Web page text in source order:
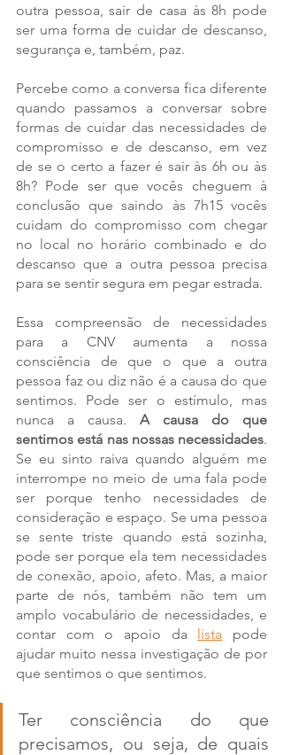
outra pessoa, sair de casa às 8h pode
ser uma forma de cuidar de descanso,
segurança e, também, paz.
Percebe como a conversa fica diferente
quando passamos a conversar sobre
formas de cuidar das necessidades de
compromisso e de descanso, em vez
de se o certo a fazer é sair às 6h ou às
8h? Pode ser que vocês cheguem à
conclusão que saindo às 7h15 vocês
cuidam do compromisso com chegar
no local no horário combinado e do
descanso que a outra pessoa precisa
para se sentir segura em pegar estrada.
Essa compreensão de necessidades
para a CNV aumenta a nossa
consciência de que o que a outra
pessoa faz ou diz não é a causa do que
sentimos. Pode ser o estímulo, mas
nunca a causa. A causa do que
sentimos está nas nossas necessidades.
Se eu sinto raiva quando alguém me
interrompe no meio de uma fala pode
ser porque tenho necessidades de
consideração e espaço. Se uma pessoa
se sente triste quando está sozinha,
pode ser porque ela tem necessidades
de conexão, apoio, afeto. Mas, a maior
parte de nós, também não tem um
amplo vocabulário de necessidades, e
contar com o apoio da lista pode
ajudar muito nessa investigação de por
que sentimos o que sentimos.
Ter consciência do que
precisamos, ou seja, de quais